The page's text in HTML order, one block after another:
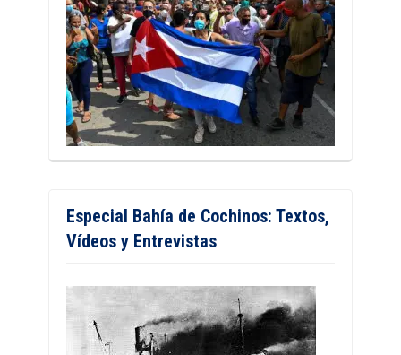
Especial Bahía de Cochinos: Textos,
Vídeos y Entrevistas